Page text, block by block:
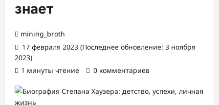
знает
mining_broth
17 февраля 2023 (Последнее обновление: 3 ноября
2023)
1 минуты чтение
0 комментариев